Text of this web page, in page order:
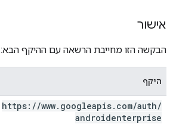
אישור
הבקשה הזו מחייבת הרשאה עם ההיקף הבא:
היקף
https: //www. googleapis. com/auth/
androidenterprise